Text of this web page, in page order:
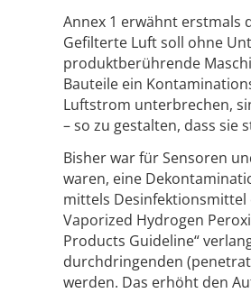
Annex 1 erwähnt erstmals
Gefilterte Luft soll ohne
produktberührende
Bauteile ein
Luftstrom unterbrechen,
– so zu gestalten, dass sie
Bisher war für Sensoren
waren, eine
mittels Desinfektionsmittel
Vaporized Hydrogen
Products Guideline“
durchdringenden
werden. Das erhöht den